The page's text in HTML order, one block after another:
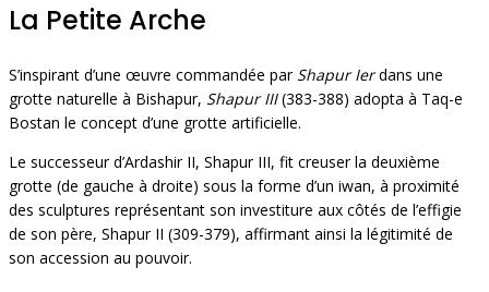
La Petite Arche
S’inspirant d’une œuvre commandée par Shapur Ierdans une
grotte naturelle à Bishapur, Shapur III(383-388) adopta à Taq-e
Bostan le concept d’une grotte artificielle.
Le successeur d’Ardashir II, Shapur III, fit creuser la deuxième
grotte (de gauche à droite) sous la forme d’un iwan, à proximité
des sculptures représentant son investiture aux côtés de l’effigie
de son père, Shapur II (309-379), affirmant ainsi la légitimité de
son accession au pouvoir.